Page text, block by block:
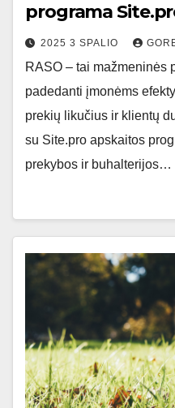
programa
2025 3 SPALIO
RASO – tai mažmeninės
padedanti įmonėms
prekių likučius ir klientų
su Site.pro apskaitos
prekybos ir buhalterijos…